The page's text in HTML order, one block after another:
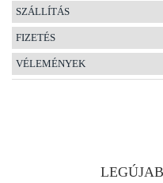
SZÁLLÍTÁS
FIZETÉS
VÉLEMÉNYEK